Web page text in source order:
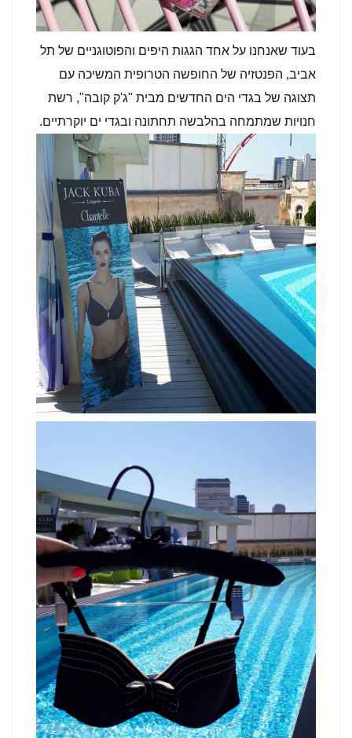
בעוד שאנחנו על אחד הגגות היפים והפוטוגניים של תל
אביב, הפנטזיה של החופשה הטרופית המשיכה עם
תצוגה של בגדי הים החדשים מבית "ג'ק קובה", רשת
חנויות שמתמחה בהלבשה תחתונה ובגדי ים יוקרתיים.